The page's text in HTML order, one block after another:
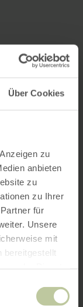
Über Cookies
zu
anbieten
zu
zu Ihrer
für
Unsere
mit
bereitgestellt